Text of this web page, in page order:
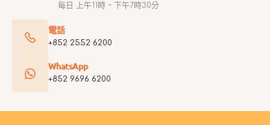
每日 上午11時 ~ 下午7時30分
電話
+852 2552 6200
WhatsApp
+852 9696 6200